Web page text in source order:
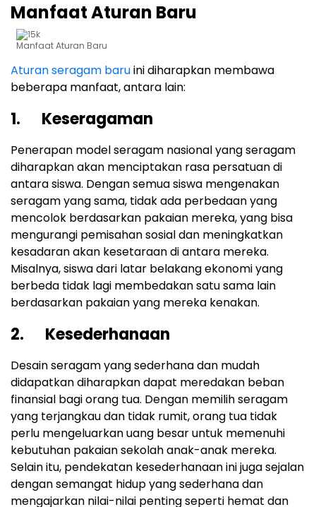
Manfaat Aturan Baru
Manfaat Aturan Baru
Aturan seragam baruini diharapkan membawa
beberapa manfaat, antara lain:
1. Keseragaman
Penerapan model seragam nasional yang seragam
diharapkan akan menciptakan rasa persatuan di
antara siswa. Dengan semua siswa mengenakan
seragam yang sama, tidak ada perbedaan yang
mencolok berdasarkan pakaian mereka, yang bisa
mengurangi pemisahan sosial dan meningkatkan
kesadaran akan kesetaraan di antara mereka.
Misalnya, siswa dari latar belakang ekonomi yang
berbeda tidak lagi membedakan satu sama lain
berdasarkan pakaian yang mereka kenakan.
2. Kesederhanaan
Desain seragam yang sederhana dan mudah
didapatkan diharapkan dapat meredakan beban
finansial bagi orang tua. Dengan memilih seragam
yang terjangkau dan tidak rumit, orang tua tidak
perlu mengeluarkan uang besar untuk memenuhi
kebutuhan pakaian sekolah anak-anak mereka.
Selain itu, pendekatan kesederhanaan ini juga sejalan
dengan semangat hidup yang sederhana dan
mengajarkan nilai-nilai penting seperti hemat dan